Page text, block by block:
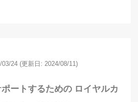
03/24 (更新日: 2024/08/11)
ートするための ロイヤルカ